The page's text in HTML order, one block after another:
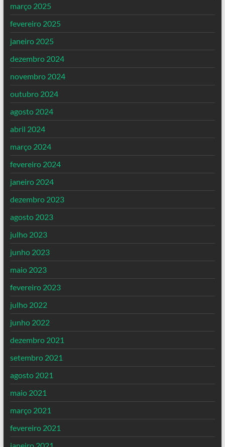
março 2025
fevereiro 2025
janeiro 2025
dezembro 2024
novembro 2024
outubro 2024
agosto 2024
abril 2024
março 2024
fevereiro 2024
janeiro 2024
dezembro 2023
agosto 2023
julho 2023
junho 2023
maio 2023
fevereiro 2023
julho 2022
junho 2022
dezembro 2021
setembro 2021
agosto 2021
maio 2021
março 2021
fevereiro 2021